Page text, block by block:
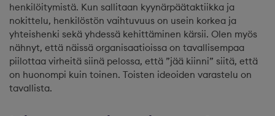
henkilöitymistä. Kun sallitaan kyynärpäätaktiikka ja
nokittelu, henkilöstön vaihtuvuus on usein korkea ja
yhteishenki sekä yhdessä kehittäminen kärsii. Olen myös
nähnyt, että näissä organisaatioissa on tavallisempaa
piilottaa virheitä siinä pelossa, että ”jää kiinni” siitä, että
on huonompi kuin toinen. Toisten ideoiden varastelu on
tavallista.